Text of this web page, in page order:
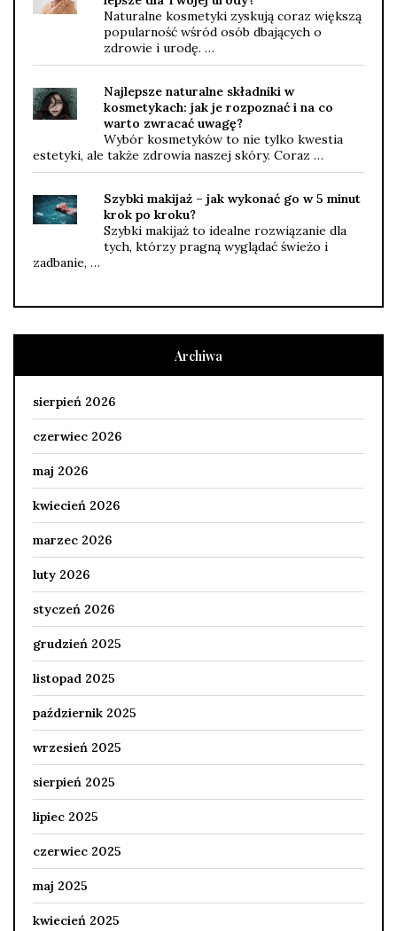
Naturalne kosmetyki zyskują coraz większą
popularność wśród osób dbających o
zdrowie i urodę. …
Najlepsze naturalne składniki w
kosmetykach: jak je rozpoznać i na co
warto zwracać uwagę?
Wybór kosmetyków to nie tylko kwestia
estetyki, ale także zdrowia naszej skóry. Coraz …
Szybki makijaż – jak wykonać go w 5 minut
krok po kroku?
Szybki makijaż to idealne rozwiązanie dla
tych, którzy pragną wyglądać świeżo i
zadbanie, …
Archiwa
sierpień 2026
czerwiec 2026
maj 2026
kwiecień 2026
marzec 2026
luty 2026
styczeń 2026
grudzień 2025
listopad 2025
październik 2025
wrzesień 2025
sierpień 2025
lipiec 2025
czerwiec 2025
maj 2025
kwiecień 2025